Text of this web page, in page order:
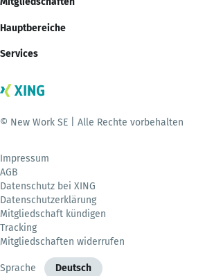
Hauptbereiche
Services
© New Work SE | Alle Rechte vorbehalten
Impressum
AGB
Datenschutz bei XING
Datenschutzerklärung
Mitgliedschaft kündigen
Tracking
Mitgliedschaften widerrufen
Sprache Deutsch